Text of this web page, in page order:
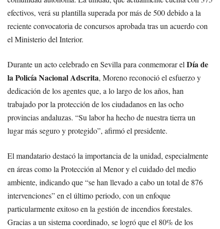
efectivos, verá su plantilla superada por más de 500 debido a la
reciente convocatoria de concursos aprobada tras un acuerdo con
el Ministerio del Interior.
Durante un acto celebrado en Sevilla para conmemorar el Día de
la Policía Nacional Adscrita, Moreno reconoció el esfuerzo y
dedicación de los agentes que, a lo largo de los años, han
trabajado por la protección de los ciudadanos en las ocho
provincias andaluzas. “Su labor ha hecho de nuestra tierra un
lugar más seguro y protegido”, afirmó el presidente.
El mandatario destacó la importancia de la unidad, especialmente
en áreas como la Protección al Menor y el cuidado del medio
ambiente, indicando que “se han llevado a cabo un total de 876
intervenciones” en el último periodo, con un enfoque
particularmente exitoso en la gestión de incendios forestales.
Gracias a un sistema coordinado, se logró que el 80% de los